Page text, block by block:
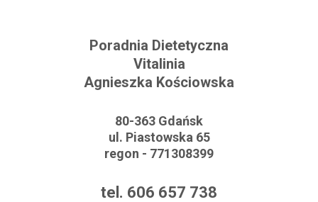
Poradnia Dietetyczna
Vitalinia
Agnieszka Kościowska
80-363 Gdańsk
ul. Piastowska 65
regon - 771308399
tel. 606 657 738